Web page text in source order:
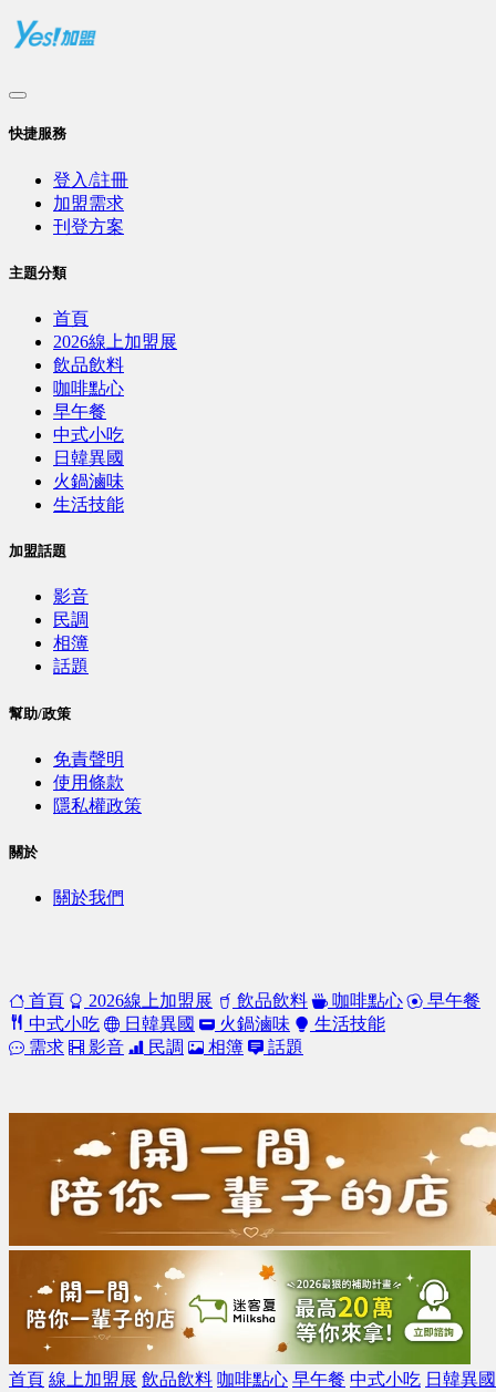
快捷服務
登入/註冊
加盟需求
刊登方案
主題分類
首頁
2026線上加盟展
飲品飲料
咖啡點心
早午餐
中式小吃
日韓異國
火鍋滷味
生活技能
加盟話題
影音
民調
相簿
話題
幫助/政策
免責聲明
使用條款
隱私權政策
關於
關於我們
首頁 2026線上加盟展 飲品飲料 咖啡點心
早午餐
中式小吃
日韓異國 火鍋滷味
生活技能
需求
影音 民調 相簿 話題
首頁 線上加盟展 飲品飲料 咖啡點心 早午餐 中式小吃 日韓異國